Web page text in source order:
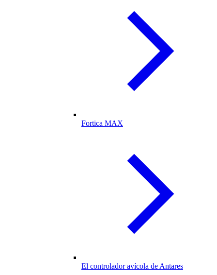
Fortica MAX
El controlador avícola de Antares